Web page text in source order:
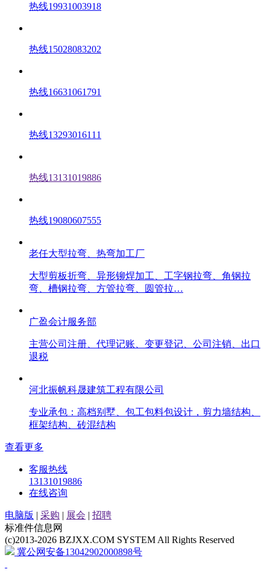
热线19931003918
热线15028083202
热线16631061791
热线13293016111
热线13131019886
热线19080607555
老任大型拉弯、热弯加工厂
大型剪板折弯、异形铆焊加工、工字钢拉弯、角钢拉
弯、槽钢拉弯、方管拉弯、圆管拉…
广盈会计服务部
主营公司注册、代理记账、变更登记、公司注销、出口
退税
河北振帆科晟建筑工程有限公司
专业承包：高档别墅、包工包料包设计，剪力墙结构、
框架结构、砖混结构
查看更多
客服热线
13131019886
在线咨询
电脑版 | 采购 | 展会 | 招聘
标准件信息网
(c)2013-2026 BZJXX.COM SYSTEM All Rights Reserved
冀公网安备13042902000898号